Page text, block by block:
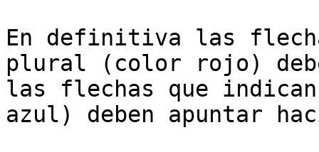
En definitiva las
plural (color rojo)
las flechas que
azul) deben apuntar